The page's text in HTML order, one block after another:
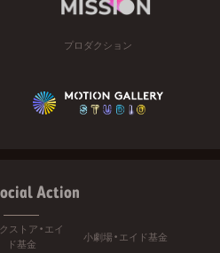
プロダクション
Action
ストア・エイ
ド基金
小劇場・エイド基金